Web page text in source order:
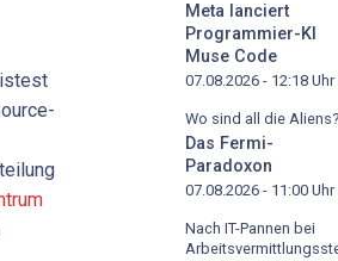
Meta lanciert
Programmier-KI
Muse Code
07.08.2026 - 12:18 Uhr
Wo sind all die Aliens?
Das Fermi-
Paradoxon
07.08.2026 - 11:00 Uhr
Nach IT-Pannen bei